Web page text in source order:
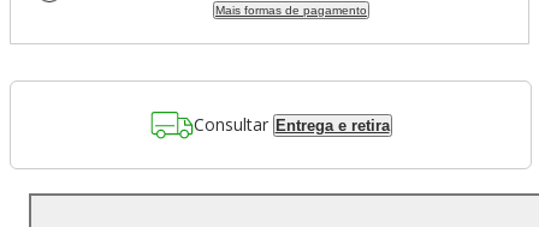
Mais formas de pagamento
Consultar Entrega e retira